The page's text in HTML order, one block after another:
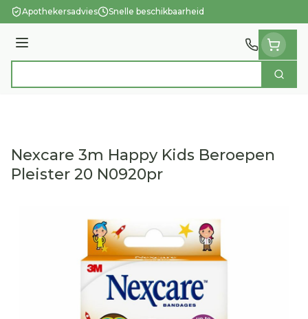
Ga naar de inhoud
Apothekersadvies Snelle beschikbaarheid
Menu
Zoek
Nexcare 3m Happy Kids Beroepen
Pleister 20 N0920pr